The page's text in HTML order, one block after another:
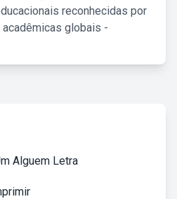
reconhecidas por
globais -
Alguem Letra